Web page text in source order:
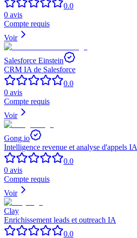
0.0
0 avis
Compte requis
Voir
Salesforce Einstein
CRM IA de Salesforce
0.0
0 avis
Compte requis
Voir
Gong.io
Intelligence revenue et analyse d'appels IA
0.0
0 avis
Compte requis
Voir
Clay
Enrichissement leads et outreach IA
0.0